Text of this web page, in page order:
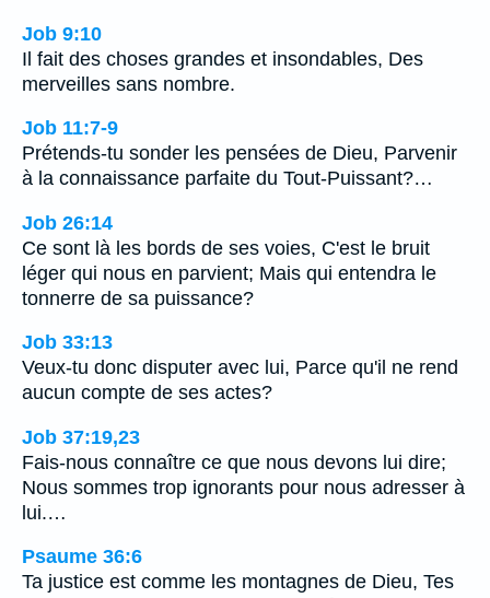
Job 9:10
Il fait des choses grandes et insondables, Des
merveilles sans nombre.
Job 11:7-9
Prétends-tu sonder les pensées de Dieu, Parvenir
à la connaissance parfaite du Tout-Puissant?…
Job 26:14
Ce sont là les bords de ses voies, C'est le bruit
léger qui nous en parvient; Mais qui entendra le
tonnerre de sa puissance?
Job 33:13
Veux-tu donc disputer avec lui, Parce qu'il ne rend
aucun compte de ses actes?
Job 37:19,23
Fais-nous connaître ce que nous devons lui dire;
Nous sommes trop ignorants pour nous adresser à
lui.…
Psaume 36:6
Ta justice est comme les montagnes de Dieu, Tes